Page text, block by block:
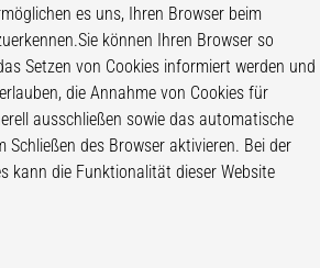
es uns, Ihren Browser beim
können Ihren Browser so
Setzen von Cookies informiert werden und
die Annahme von Cookies für
ausschließen sowie das automatische
Schließen des Browser aktivieren. Bei der
kann die Funktionalität dieser Website